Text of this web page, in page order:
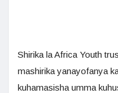
Shirika la Africa Youth
mashirika yanayofanya
kuhamasisha umma